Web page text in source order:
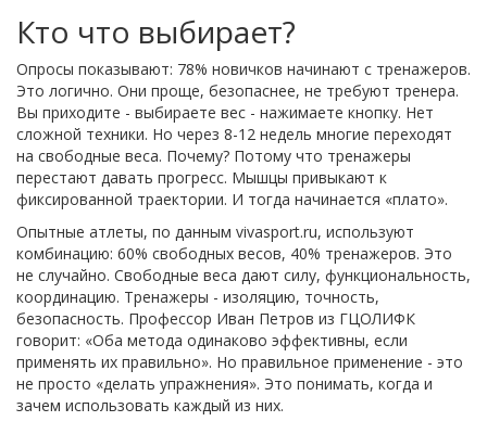
Кто что выбирает?
Опросы показывают: 78% новичков начинают с тренажеров.
Это логично. Они проще, безопаснее, не требуют тренера.
Вы приходите - выбираете вес - нажимаете кнопку. Нет
сложной техники. Но через 8-12 недель многие переходят
на свободные веса. Почему? Потому что тренажеры
перестают давать прогресс. Мышцы привыкают к
фиксированной траектории. И тогда начинается «плато».
Опытные атлеты, по данным vivasport.ru, используют
комбинацию: 60% свободных весов, 40% тренажеров. Это
не случайно. Свободные веса дают силу, функциональность,
координацию. Тренажеры - изоляцию, точность,
безопасность. Профессор Иван Петров из ГЦОЛИФК
говорит: «Оба метода одинаково эффективны, если
применять их правильно». Но правильное применение - это
не просто «делать упражнения». Это понимать, когда и
зачем использовать каждый из них.